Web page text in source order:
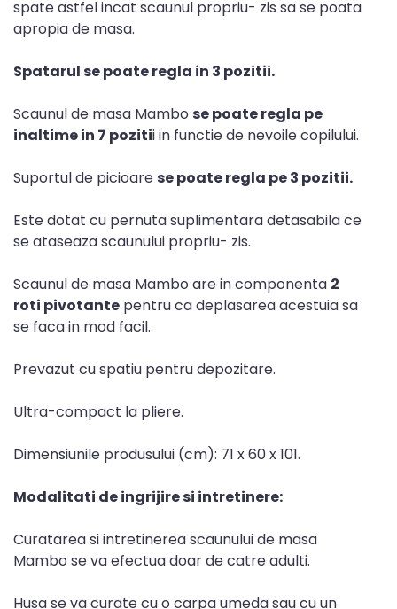
spate astfel incat scaunul propriu- zis sa se poata
apropia de masa.
Spatarul se poate regla in 3 pozitii.
Scaunul de masa Mambo se poate regla pe
inaltime in 7 pozitii in functie de nevoile copilului.
Suportul de picioarese poate regla pe 3 pozitii.
Este dotat cu pernuta suplimentara detasabila ce
se ataseaza scaunului propriu- zis.
Scaunul de masa Mambo are in componenta 2
roti pivotante pentru ca deplasarea acestuia sa
se faca in mod facil.
Prevazut cu spatiu pentru depozitare.
Ultra-compact la pliere.
Dimensiunile produsului (cm): 71 x 60 x 101.
Modalitati de ingrijire si intretinere:
Curatarea si intretinerea scaunului de masa
Mambo se va efectua doar de catre adulti.
Husa se va curate cu o carpa umeda sau cu un